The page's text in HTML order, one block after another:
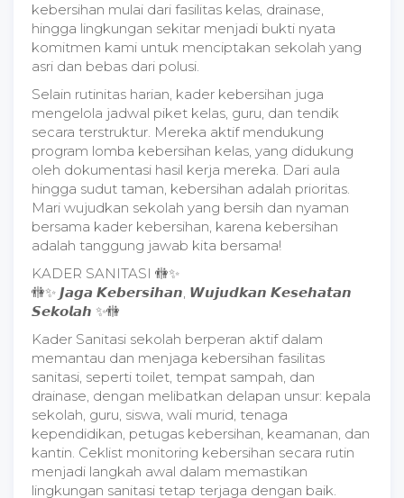
kebersihan mulai dari fasilitas kelas, drainase,
hingga lingkungan sekitar menjadi bukti nyata
komitmen kami untuk menciptakan sekolah yang
asri dan bebas dari polusi.
Selain rutinitas harian, kader kebersihan juga
mengelola jadwal piket kelas, guru, dan tendik
secara terstruktur. Mereka aktif mendukung
program lomba kebersihan kelas, yang didukung
oleh dokumentasi hasil kerja mereka. Dari aula
hingga sudut taman, kebersihan adalah prioritas.
Mari wujudkan sekolah yang bersih dan nyaman
bersama kader kebersihan, karena kebersihan
adalah tanggung jawab kita bersama!
KADER SANITASI 🚻✨
🚻✨ 𝙅𝙖𝙜𝙖 𝙆𝙚𝙗𝙚𝙧𝙨𝙞𝙝𝙖𝙣, 𝙒𝙪𝙟𝙪𝙙𝙠𝙖𝙣 𝙆𝙚𝙨𝙚𝙝𝙖𝙩𝙖𝙣
𝙎𝙚𝙠𝙤𝙡𝙖𝙝 ✨🚻
Kader Sanitasi sekolah berperan aktif dalam
memantau dan menjaga kebersihan fasilitas
sanitasi, seperti toilet, tempat sampah, dan
drainase, dengan melibatkan delapan unsur: kepala
sekolah, guru, siswa, wali murid, tenaga
kependidikan, petugas kebersihan, keamanan, dan
kantin. Ceklist monitoring kebersihan secara rutin
menjadi langkah awal dalam memastikan
lingkungan sanitasi tetap terjaga dengan baik.